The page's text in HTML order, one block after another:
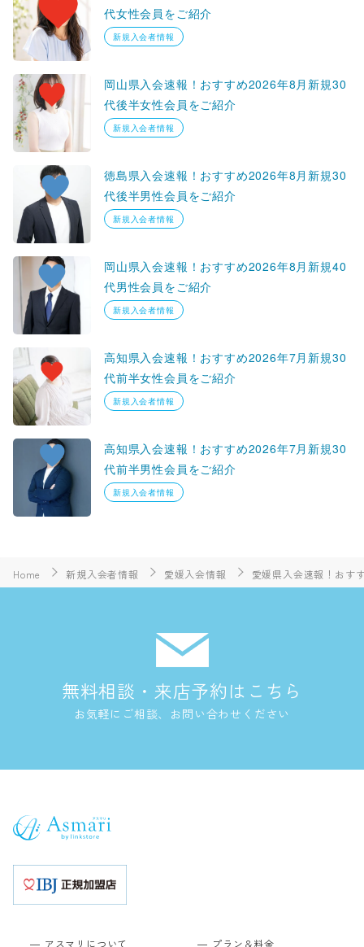
代女性会員をご紹介
新規入会者情報
岡山県入会速報！おすすめ2026年8月新規30
代後半女性会員をご紹介
新規入会者情報
徳島県入会速報！おすすめ2026年8月新規30
代後半男性会員をご紹介
新規入会者情報
岡山県入会速報！おすすめ2026年8月新規40
代男性会員をご紹介
新規入会者情報
高知県入会速報！おすすめ2026年7月新規30
代前半女性会員をご紹介
新規入会者情報
高知県入会速報！おすすめ2026年7月新規30
代前半男性会員をご紹介
新規入会者情報
Home 新規入会者情報 愛媛入会情報 愛媛県入会速報！おす
無料相談・来店予約はこちら
お気軽にご相談、お問い合わせください
アスマリについて プラン＆料金